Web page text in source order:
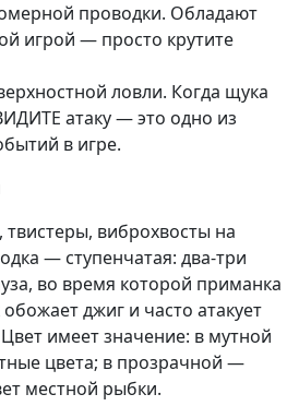
проводки. Обладают
игрой — просто крутите
ловли. Когда щука
атаку — это одно из
в игре.
виброхвосты на
— ступенчатая: два-три
во время которой приманка
джиг и часто атакует
имеет значение: в мутной
цвета; в прозрачной —
местной рыбки.